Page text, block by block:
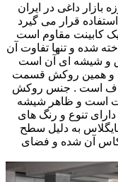
بازار داغی در ایران
قرار می گیرد
کابینت مقاوم است
شده و تنها تفاوت آن
و شیشه ای آن است
و همین روکش قسمت
دی اف است . جنس روکش
است و ظاهر شیشه
تنوع و رنگ های
به دلیل سطح
آن شده و فضای